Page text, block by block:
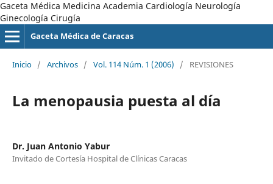
Gaceta Médica Medicina Academia Cardiología Neurología
Ginecología Cirugía
Gaceta Médica de Caracas
Inicio / Archivos / Vol. 114 Núm. 1 (2006) / REVISIONES
La menopausia puesta al día
Dr. Juan Antonio Yabur
Invitado de Cortesía Hospital de Clínicas Caracas